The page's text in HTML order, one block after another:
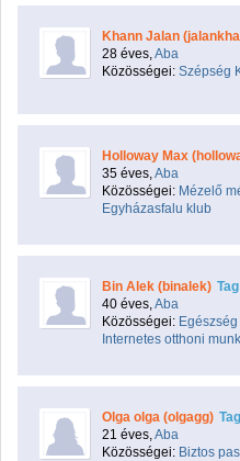
Khann Jalan
28 éves,Aba
Közösségei: Szépség
Holloway Max
35 éves,Aba
Közösségei: Mézelő
Egyházasfalu klub
Bin Alek (binalek) Tag
40 éves,Aba
Közösségei:
Internetes otthoni
Olga olga (olgagg) Tag
21 éves,Aba
Közösségei: Biztos